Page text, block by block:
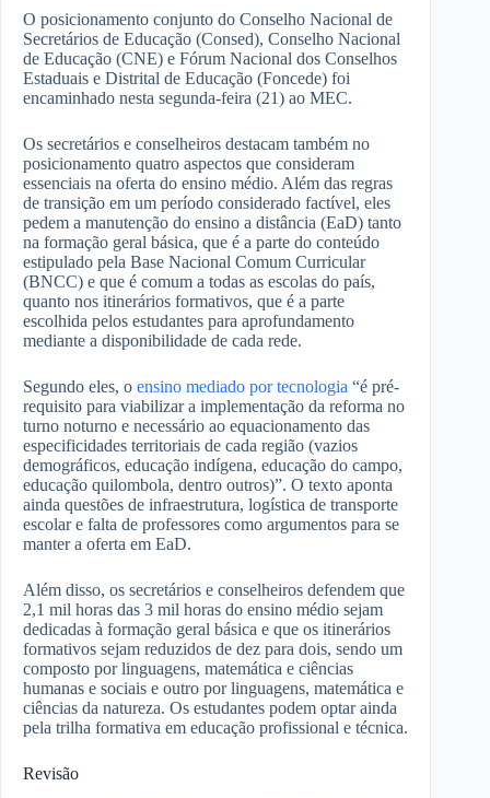
O posicionamento conjunto do Conselho Nacional de
Secretários de Educação (Consed), Conselho Nacional
de Educação (CNE) e Fórum Nacional dos Conselhos
Estaduais e Distrital de Educação (Foncede) foi
encaminhado nesta segunda-feira (21) ao MEC.
Os secretários e conselheiros destacam também no
posicionamento quatro aspectos que consideram
essenciais na oferta do ensino médio. Além das regras
de transição em um período considerado factível, eles
pedem a manutenção do ensino a distância (EaD) tanto
na formação geral básica, que é a parte do conteúdo
estipulado pela Base Nacional Comum Curricular
(BNCC) e que é comum a todas as escolas do país,
quanto nos itinerários formativos, que é a parte
escolhida pelos estudantes para aprofundamento
mediante a disponibilidade de cada rede.
Segundo eles, o ensino mediado por tecnologia “é pré-
requisito para viabilizar a implementação da reforma no
turno noturno e necessário ao equacionamento das
especificidades territoriais de cada região (vazios
demográficos, educação indígena, educação do campo,
educação quilombola, dentro outros)”. O texto aponta
ainda questões de infraestrutura, logística de transporte
escolar e falta de professores como argumentos para se
manter a oferta em EaD.
Além disso, os secretários e conselheiros defendem que
2,1 mil horas das 3 mil horas do ensino médio sejam
dedicadas à formação geral básica e que os itinerários
formativos sejam reduzidos de dez para dois, sendo um
composto por linguagens, matemática e ciências
humanas e sociais e outro por linguagens, matemática e
ciências da natureza. Os estudantes podem optar ainda
pela trilha formativa em educação profissional e técnica.
Revisão